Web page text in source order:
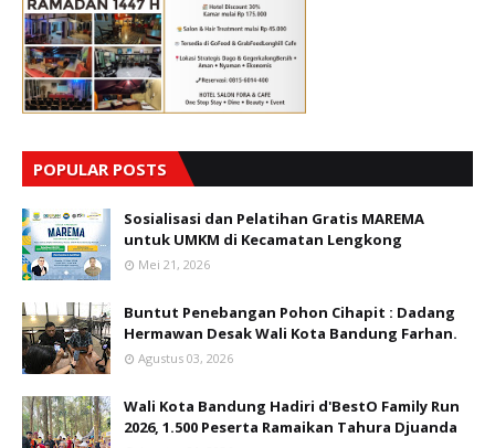
POPULAR POSTS
Sosialisasi dan Pelatihan Gratis MAREMA
untuk UMKM di Kecamatan Lengkong
Mei 21, 2026
Buntut Penebangan Pohon Cihapit : Dadang
Hermawan Desak Wali Kota Bandung Farhan.
Agustus 03, 2026
Wali Kota Bandung Hadiri d'BestO Family Run
2026, 1.500 Peserta Ramaikan Tahura Djuanda